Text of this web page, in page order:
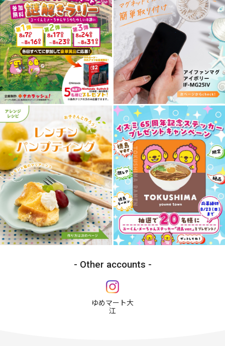
Other accounts
ゆめマート大
江